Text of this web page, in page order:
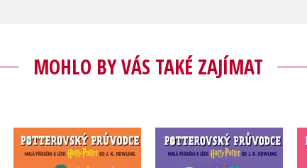
MOHLO BY VÁS TAKÉ ZAJÍMAT
Potterovský průvodce:
Dobby
Potterovský průvodce:
Profesor Brumbál